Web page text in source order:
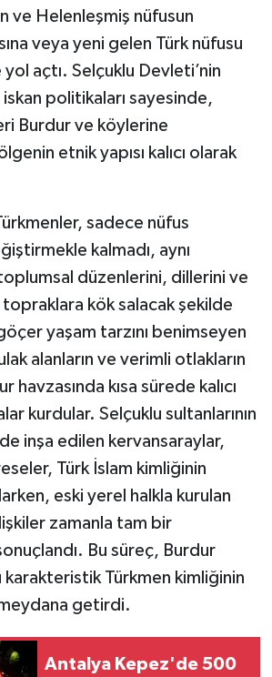
ve Helenleşmiş nüfusun
veya yeni gelen Türk nüfusu
açtı. Selçuklu Devleti’nin
iskan politikaları sayesinde,
Burdur ve köylerine
etnik yapısı kalıcı olarak
sadece nüfus
kalmadı, aynı
düzenlerini, dillerini ve
topraklara kök salacak şekilde
yaşam tarzını benimseyen
alanların ve verimli otlakların
havzasında kısa sürede kalıcı
kurdular. Selçuklu sultanlarının
inşa edilen kervansaraylar,
Türk İslam kimliğinin
eski yerel halkla kurulan
zamanla tam bir
Bu süreç, Burdur
karakteristik Türkmen kimliğinin
meydana getirdi.
Antalya Kepez'de 500